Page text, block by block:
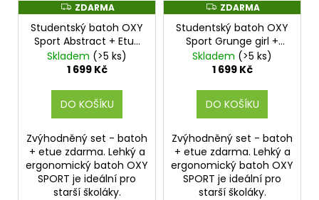
Z
D
A
R
M
A
ZDARMA
Studentský batoh OXY
Sport Abstract + Etue
zdarma
Skladem (>5 ks)
1 699 Kč
DO KOŠÍKU
Zvýhodněný set - batoh
+ etue zdarma. Lehký a
ergonomický batoh OXY
SPORT je ideální pro
starší školáky.
Z
D
A
R
M
A
ZDARMA
Studentský batoh OXY
Sport Grunge girl +
Etue zdarma
Skladem (>5 ks)
1 699 Kč
DO KOŠÍKU
Zvýhodněný set - batoh
+ etue zdarma. Lehký a
ergonomický batoh OXY
SPORT je ideální pro
starší školáky.